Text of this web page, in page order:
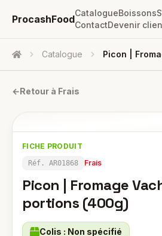
ProcashFood
CatalogueBoissons
ContactDevenir
Accueil Catalogue
←Retour à Frais
FICHE PRODUIT
Réf. AR01868 Frais
Picon | Fromage
portions (400g)
Colis : Non spécifié